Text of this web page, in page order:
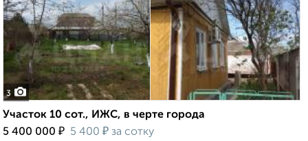
3
Участок 10 сот., ИЖС, в черте города
5 400 000 ₽ 5 400 ₽ за сотку